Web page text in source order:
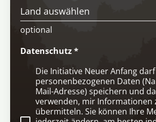
Land auswählen
optional
Datenschutz*
Die Initiative Neuer Anfang
personenbezogenen Daten
Mail-Adresse) speichern und
verwenden, mir Informationen
übermitteln. Sie können Ihre